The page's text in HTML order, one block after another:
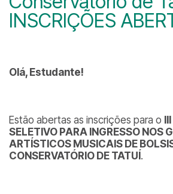
INSCRIÇÕES
Olá, Estudante!
Estão abertas as inscrições para o
SELETIVO PARA INGRESSO NOS
ARTÍSTICOS MUSICAIS DE
CONSERVATÓRIO DE TATUÍ .